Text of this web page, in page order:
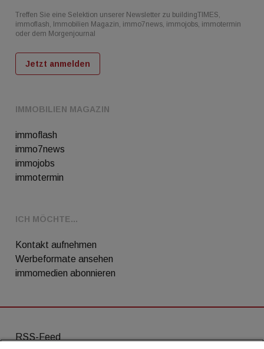
IMMOBILIEN MAGAZIN
immoflash
immo7news
immojobs
immotermin
ICH MÖCHTE...
Kontakt aufnehmen
Werbeformate ansehen
immomedien abonnieren
Treffen Sie eine Selektion unserer Newsletter zu buildingTIMES,
immoflash, Immobilien Magazin, immo7news, immojobs, immotermin
oder dem Morgenjournal
Jetzt anmelden
RSS-Feed